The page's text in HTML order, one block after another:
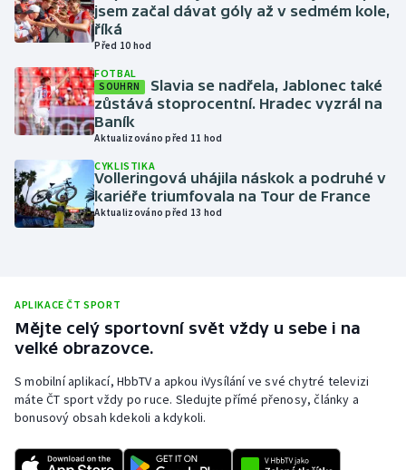
Krasobruslení
Lezení
Lyže a snowboard
Motorsport
Plavání
Ragby
Rychlobruslení
jsem začal dávat góly až v sedmém kole,
říká
Před 10 hod
FOTBAL
SOUHRN
Slavia se nadřela, Jablonec také
zůstává stoprocentní. Hradec vyzrál na
Baník
Aktualizováno před 11 hod
CYKLISTIKA
Volleringová uhájila náskok a podruhé v
kariéře triumfovala na Tour de France
Aktualizováno před 13 hod
APLIKACE ČT SPORT
Mějte celý sportovní svět vždy u sebe i na
velké obrazovce.
S mobilní aplikací, HbbTV a apkou iVysílání ve své chytré televizi
máte ČT sport vždy po ruce. Sledujte přímé přenosy, články a
bonusový obsah kdekoli a kdykoli.